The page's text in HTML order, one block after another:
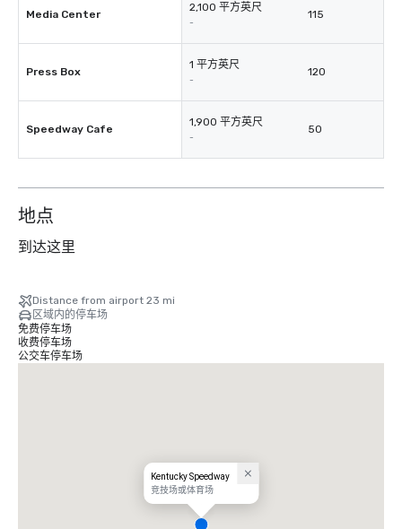
Media Center
2,100 平方英尺
-
115
Press Box
1 平方英尺
-
120
Speedway Cafe
1,900 平方英尺
-
50
地点
到达这里
Distance from airport 23 mi
区域内的停车场
免费停车场
收费停车场
公交车停车场
Kentucky Speedway
竞技场或体育场